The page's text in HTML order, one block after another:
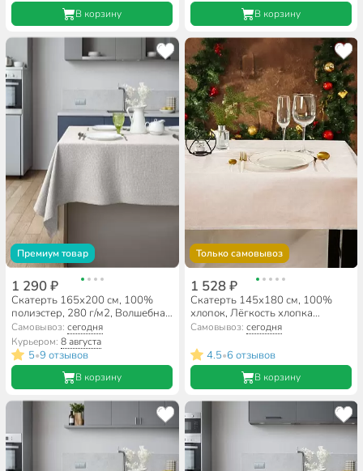
В корзину В корзину
Премиум товар
1 290 ₽
Скатерть 165х200 см, 100%
полиэстер, 280 г/м2, Волшебная
ночь, Экрю, бежевая
Самовывоз:сегодня
Курьером:8 августа
5•9 отзывов
В корзину
Только самовывоз
1 528 ₽
Скатерть 145х180 см, 100%
хлопок, Лёгкость хлопка
Кружева, шампань, AI-1504038
Самовывоз: сегодня
4.5•6 отзывов
В корзину